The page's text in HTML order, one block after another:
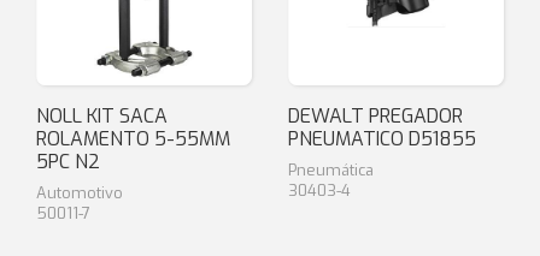
NOLL KIT SACA
ROLAMENTO 5-55MM
5PC N2
Automotivo
50011-7
DEWALT PREGADOR
PNEUMATICO D51855
Pneumática
30403-4